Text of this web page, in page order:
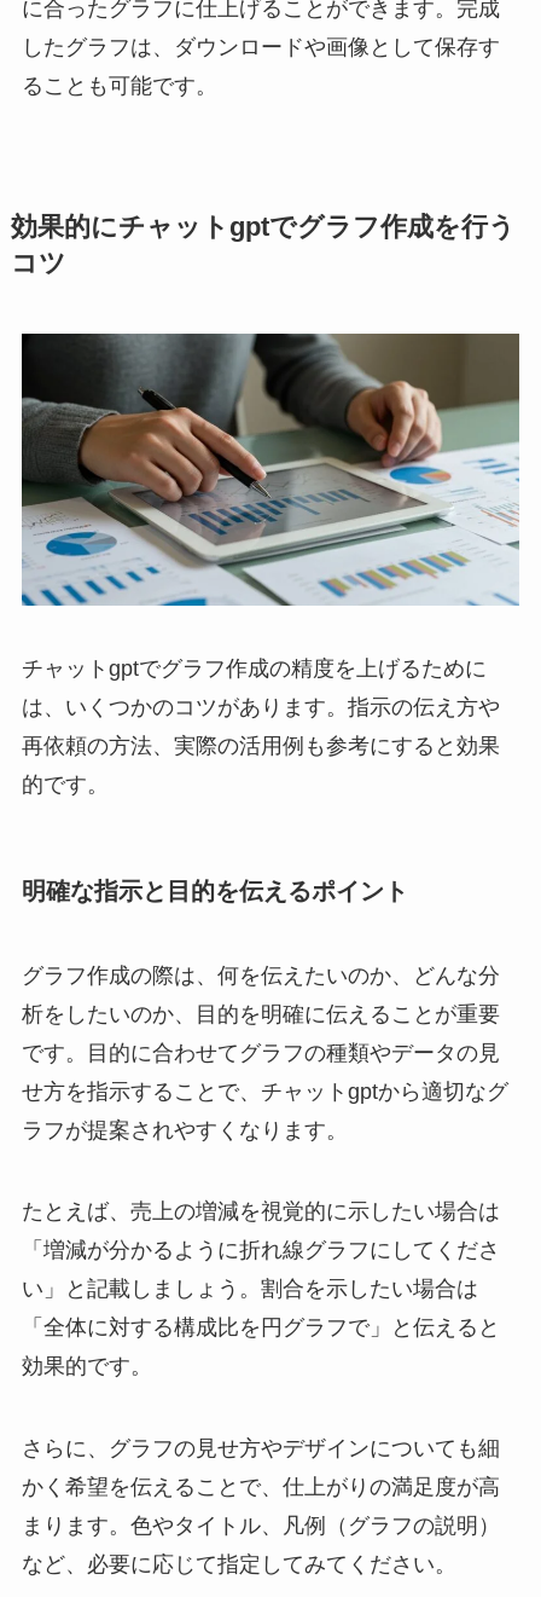
に合ったグラフに仕上げることができます。完成
したグラフは、ダウンロードや画像として保存す
ることも可能です。
効果的にチャットgptでグラフ作成を行う
コツ
チャットgptでグラフ作成の精度を上げるために
は、いくつかのコツがあります。指示の伝え方や
再依頼の方法、実際の活用例も参考にすると効果
的です。
明確な指示と目的を伝えるポイント
グラフ作成の際は、何を伝えたいのか、どんな分
析をしたいのか、目的を明確に伝えることが重要
です。目的に合わせてグラフの種類やデータの見
せ方を指示することで、チャットgptから適切なグ
ラフが提案されやすくなります。
たとえば、売上の増減を視覚的に示したい場合は
「増減が分かるように折れ線グラフにしてくださ
い」と記載しましょう。割合を示したい場合は
「全体に対する構成比を円グラフで」と伝えると
効果的です。
さらに、グラフの見せ方やデザインについても細
かく希望を伝えることで、仕上がりの満足度が高
まります。色やタイトル、凡例（グラフの説明）
など、必要に応じて指定してみてください。